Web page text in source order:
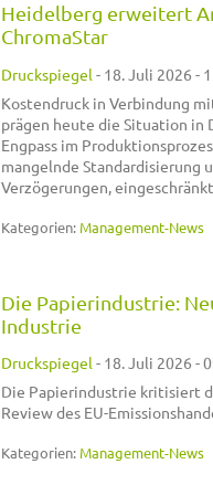
Heidelberg erweitert
ChromaStar
Druckspiegel - 18. Juli 2026 -
Kostendruck in Verbindung
prägen heute die Situation in
Engpass im
mangelnde Standardisierung
Verzögerungen,
Kategorien: Management-News
Die Papierindustrie:
Industrie
Druckspiegel - 18. Juli 2026 -
Die Papierindustrie kritisiert
Review des EU-
Kategorien: Management-News